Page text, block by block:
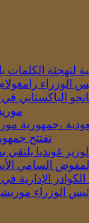
الكلمات باللغة
الوزراء
الباكستاني
،جمهورية
تفتتح
الوزير غونديا
المفوض السامي
في المدارس
الوزراء